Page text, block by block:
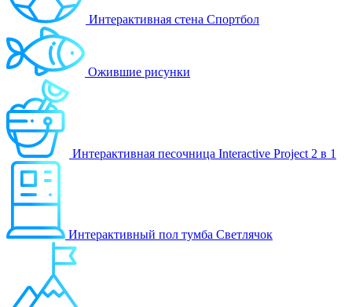
Интерактивная стена Спортбол
Ожившие рисунки
Интерактивная песочница Interactive Project 2 в 1
Интерактивный пол тумба Светлячок